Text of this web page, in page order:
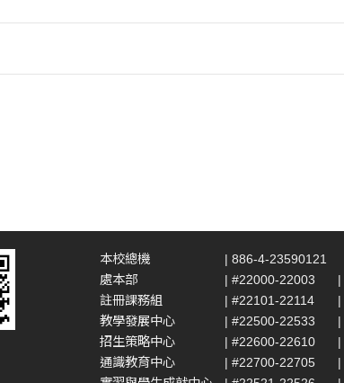
本校總機
| 886-4-23590121
處本部
| #22000-22003 |
註冊課務組
| #22101-22114 |
教學發展中心
| #22500-22533 |
招生策略中心
| #22600-22610 |
通識教育中心
| #22700-22705 |